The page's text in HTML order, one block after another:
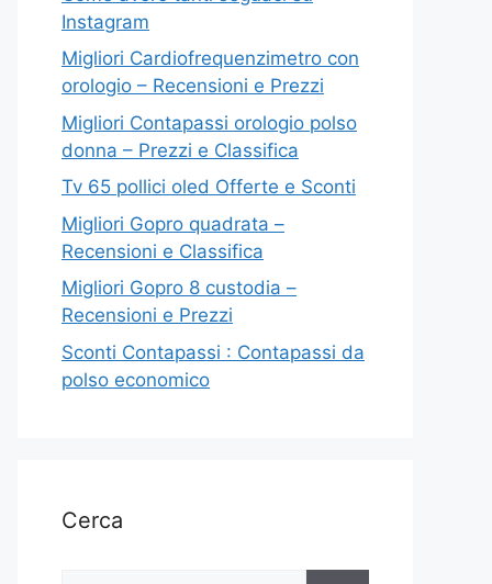
Instagram
Migliori Cardiofrequenzimetro con
orologio – Recensioni e Prezzi
Migliori Contapassi orologio polso
donna – Prezzi e Classifica
Tv 65 pollici oled Offerte e Sconti
Migliori Gopro quadrata –
Recensioni e Classifica
Migliori Gopro 8 custodia –
Recensioni e Prezzi
Sconti Contapassi : Contapassi da
polso economico
Cerca